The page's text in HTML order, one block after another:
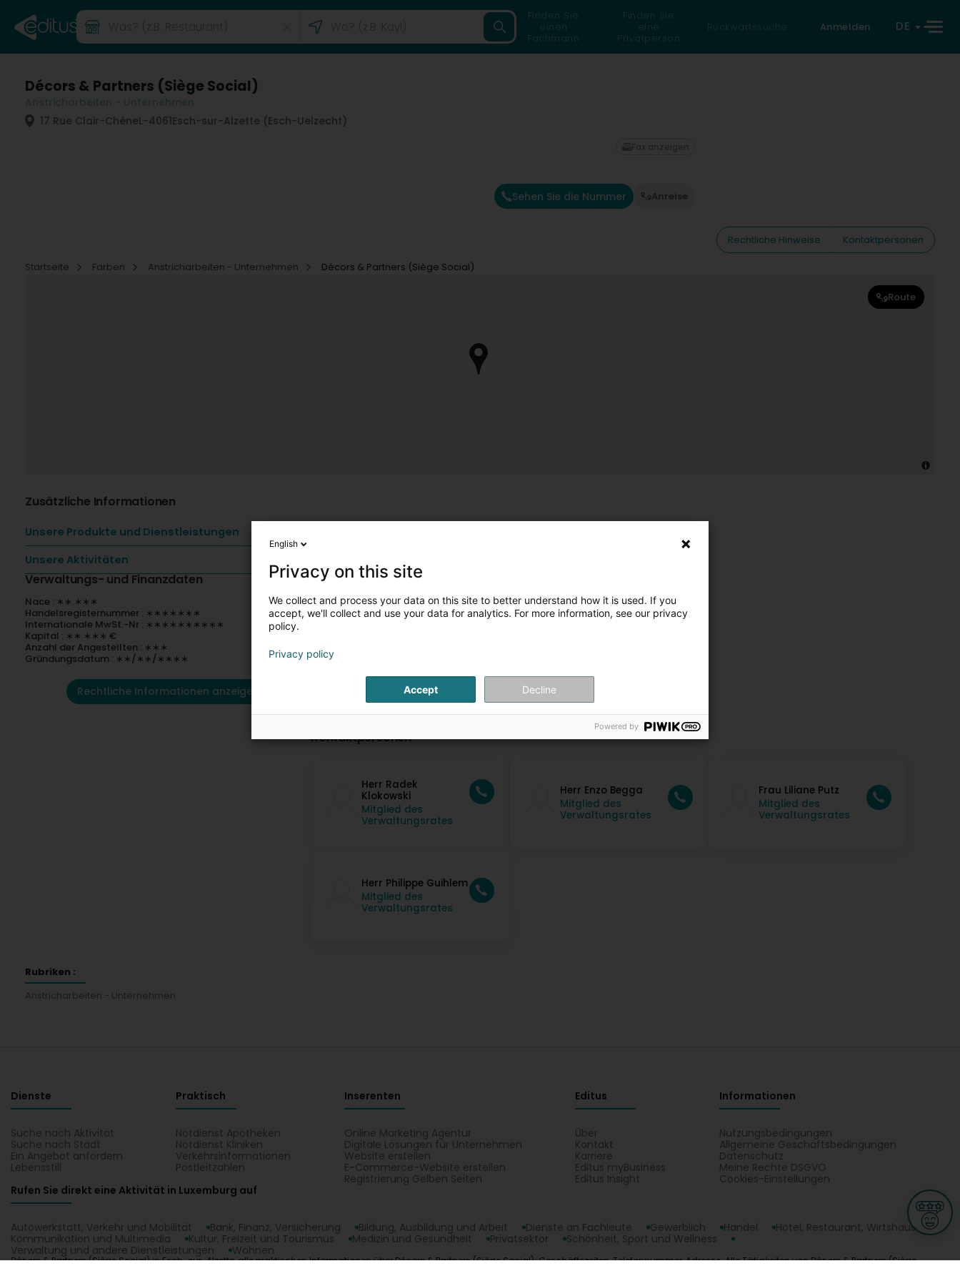
Finden Sie
einen
Fachmann
Finden Sie
eine
Privatperson
Rückwärtssuche Anmelden DE
Décors & Partners (Siège Social)
17 Rue Clair-ChêneL-4061Esch-sur-Alzette (Esch-Uelzecht)
Sehen Sie die Nummer Anreise
Fax anzeigen
Rechtliche Hinweise
Kontaktpersonen
Startseite
Farben Anstricharbeiten - Unternehmen Décors & Partners (Siège Social)
Route
Zusätzliche Informationen
Unsere Produkte und Dienstleistungen
Unsere Aktivitäten
Verwaltungs- und Finanzdaten
Nace : ∗∗.∗∗∗
Handelsregisternummer : ∗∗∗∗∗∗∗
Internationale MwSt.-Nr : ∗∗∗∗∗∗∗∗∗∗
Kapital : ∗∗ ∗∗∗ €
Anzahl der Angestellten : ∗∗∗
Gründungsdatum : ∗∗/∗∗/∗∗∗∗
Rechtliche Informationen anzeigen
Kontaktpersonen
Herr Radek
Klokowski
Mitglied des
Verwaltungsrates
Herr Enzo Begga
Mitglied des
Verwaltungsrates
Frau Liliane Putz
Mitglied des
Verwaltungsrates
Herr Philippe Guihlem
Mitglied des
Verwaltungsrates
Rubriken :
Anstricharbeiten - Unternehmen
Dienste
Suche nach Aktivität
Suche nach Stadt
Ein Angebot anfordern
Lebensstill
Praktisch
Notdienst Apotheken
Notdienst Kliniken
Verkehrsinformationen
Postleitzahlen
Inserenten
Online Marketing Agentur
Digitale Lösungen für Unternehmen
Website erstellen
E-Commerce-Website erstellen
Registrierung Gelben Seiten
Editus
Über
Kontakt
Karriere
Editus myBusiness
Editus Insight
Informationen
Nutzungsbedingungen
Allgemeine Geschäftsbedingungen
Datenschutz
Meine Rechte DSGVO
Cookies-Einstellungen
Rufen Sie direkt eine Aktivität in Luxemburg auf
Autowerkstatt, Verkehr und Mobilität Bank, Finanz, Versicherung Bildung, Ausbildung und Arbeit Dienste an Fachleute Gewerblich Handel
Hotel, Restaurant, Wirtshaus
Kommunikation und Multimedia
Kultur, Freizeit und Tourismus Medizin und Gesundheit Privatsektor
Schönheit, Sport und Wellness
Verwaltung und andere Dienstleistungen
Wohnen
Décors & Partners (Siège Social) in Esch-sur-Alzette, alle praktischen Informationen über Décors & Partners (Siège Social): Geschäftszeiten, Telefonnummer, Adresse. Alle Tätigkeiten von Décors & Partners (Siège
English
Privacy on this site
We collect and process your data on this site to better understand how it is used. If you
accept, we'll collect and use your data for analytics. For more information, see our privacy
policy.
Privacy policy
Accept Decline
Powered by